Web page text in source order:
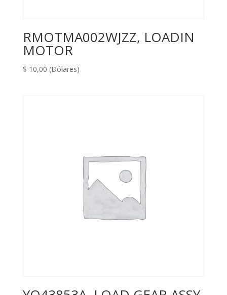
RMOTMA002WJZZ, LOADIN
MOTOR
$ 10,00 (Dólares)